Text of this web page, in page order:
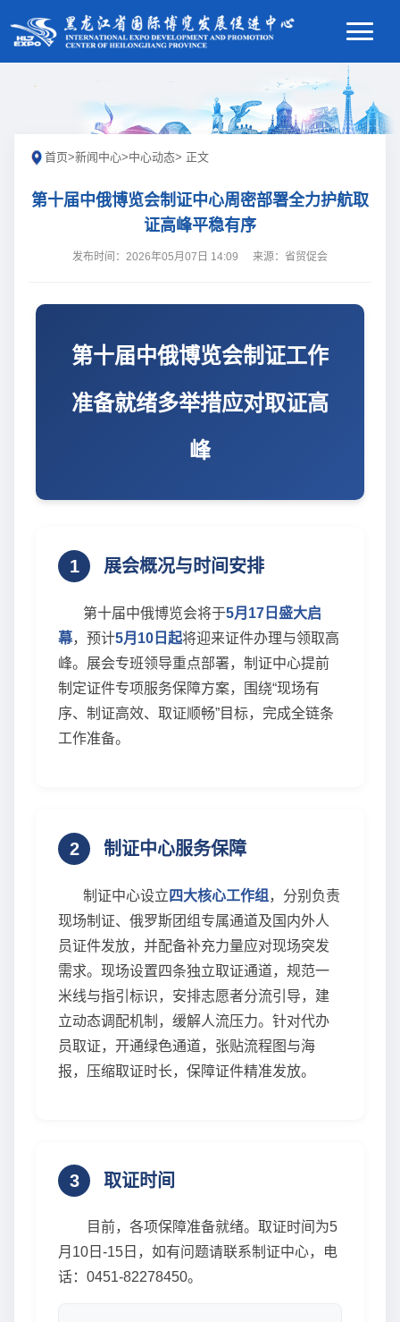
首页>新闻中心>中心动态> 正文
第十届中俄博览会制证中心周密部署全力护航取
证高峰平稳有序
发布时间：2026年05月07日 14:09 来源：省贸促会
第十届中俄博览会制证工作
准备就绪多举措应对取证高
峰
1 展会概况与时间安排
第十届中俄博览会将于5月17日盛大启
幕，预计5月10日起将迎来证件办理与领取高
峰。展会专班领导重点部署，制证中心提前
制定证件专项服务保障方案，围绕“现场有
序、制证高效、取证顺畅”目标，完成全链条
工作准备。
2 制证中心服务保障
制证中心设立 四大核心工作组 ，分别负责
现场制证、俄罗斯团组专属通道及国内外人
员证件发放，并配备补充力量应对现场突发
需求。现场设置四条独立取证通道，规范一
米线与指引标识，安排志愿者分流引导，建
立动态调配机制，缓解人流压力。针对代办
员取证，开通绿色通道，张贴流程图与海
报，压缩取证时长，保障证件精准发放。
3 取证时间
目前，各项保障准备就绪。取证时间为5
月10日-15日，如有问题请联系制证中心，电
话： 0451-82278450。